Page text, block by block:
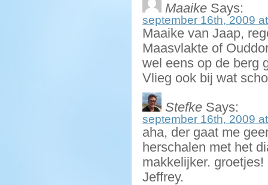
Maaike Says:
september 16th, 2009
Maaike van Jaap,
Maasvlakte of
wel eens op de berg
Vlieg ook bij wat
Stefke Says:
september 16th, 2009
aha, der gaat me
herschalen met het
makkelijker. groetjes!
Jeffrey.